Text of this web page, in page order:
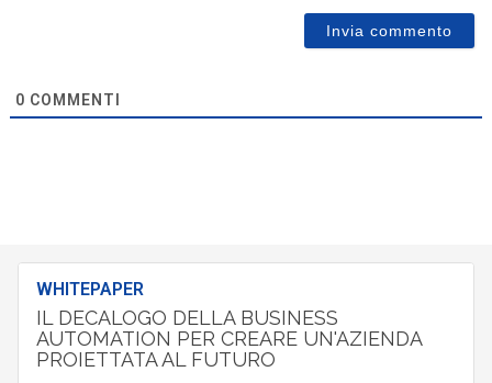
0 COMMENTI
WHITEPAPER
IL DECALOGO DELLA BUSINESS
AUTOMATION PER CREARE UN'AZIENDA
PROIETTATA AL FUTURO